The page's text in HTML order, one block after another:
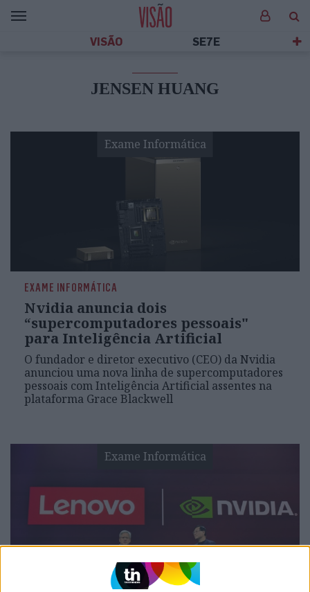
VISÃO SE7E
JENSEN HUANG
Exame Informática
EXAME INFORMÁTICA
Nvidia anuncia dois
“supercomputadores pessoais"
para Inteligência Artificial
O fundador e diretor executivo (CEO) da Nvidia
anunciou uma nova linha de supercomputadores
pessoais com Inteligência Artificial assentes na
plataforma Grace Blackwell
Exame Informática